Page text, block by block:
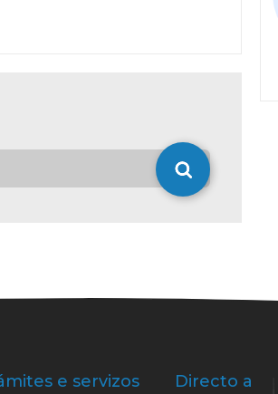
e servizos Directo a